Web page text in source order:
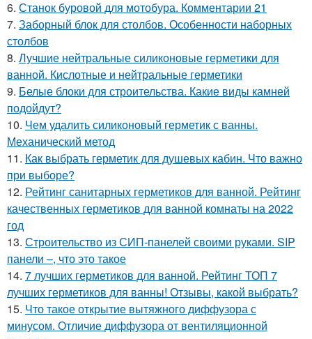
6. Станок буровой для мотобура. Комментарии 21
7. Заборный блок для столбов. Особенности наборных
столбов
8. Лучшие нейтральные силиконовые герметики для
ванной. Кислотные и нейтральные герметики
9. Белые блоки для строительства. Какие виды камней
подойдут?
10. Чем удалить силиконовый герметик с ванны.
Механический метод
11. Как выбрать герметик для душевых кабин. Что важно
при выборе?
12. Рейтинг санитарных герметиков для ванной. Рейтинг
качественных герметиков для ванной комнаты на 2022
год
13. Строительство из СИП-панелей своими руками. SIP
панели –, что это такое
14. 7 лучших герметиков для ванной. Рейтинг ТОП 7
лучших герметиков для ванны! Отзывы, какой выбрать?
15. Что такое открытие вытяжного диффузора с
минусом. Отличие диффузора от вентиляционной